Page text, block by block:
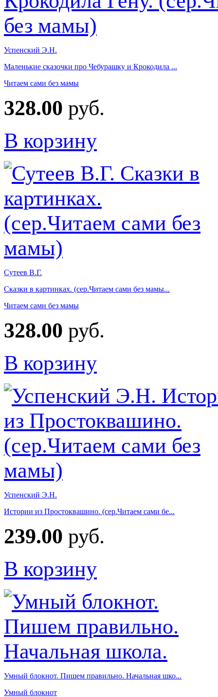
Успенский Э.Н.
Маленькие сказочки про Чебурашку и Крокодила ...
Читаем сами без мамы
328.00 руб.
В корзину
Сутеев В.Г.
Сказки в картинках. (сер.Читаем сами без мамы...
Читаем сами без мамы
328.00 руб.
В корзину
Успенский Э.Н.
Истории из Простоквашино. (сер.Читаем сами бе...
239.00 руб.
В корзину
Умный блокнот. Пишем правильно. Начальная шко...
Умный блокнот